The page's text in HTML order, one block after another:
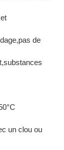
,pas de
t,substances
0°C
un clou ou